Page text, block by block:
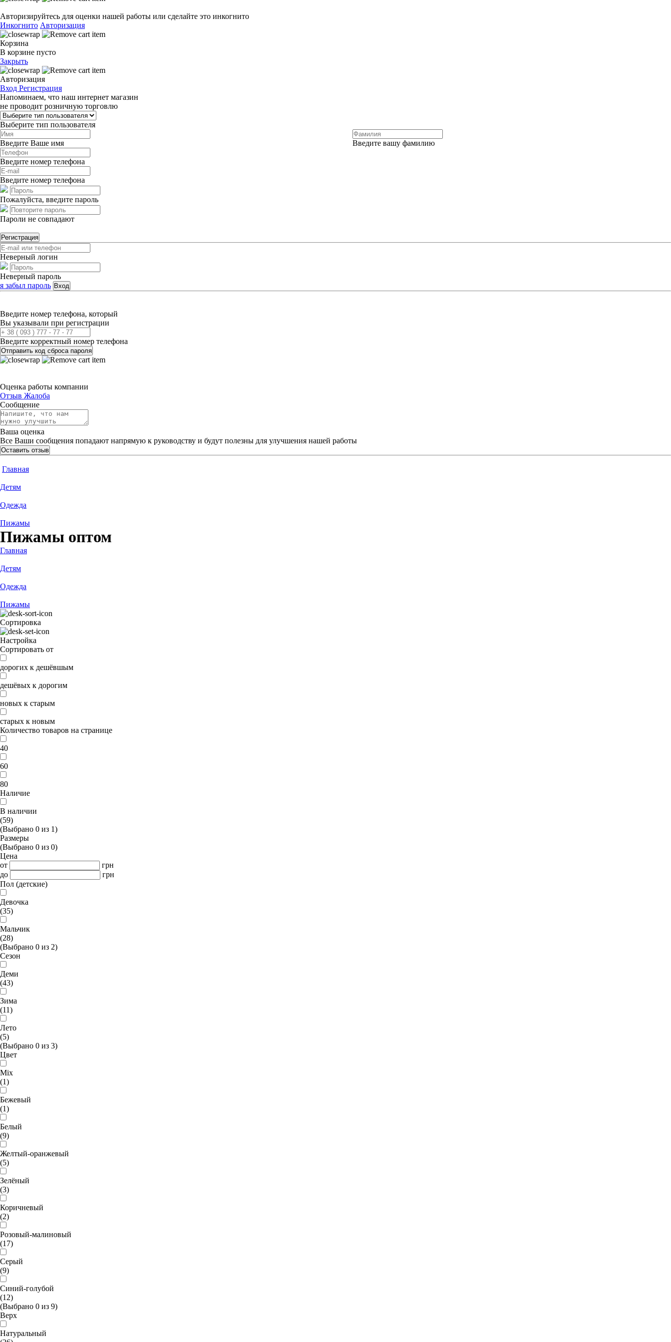
Авторизируйтесь для оценки нашей работы или сделайте это инкогнито
Инкогнито Авторизация
Корзина
В корзине пусто
Закрыть
Авторизация
Вход Регистрация
Напоминаем, что наш интернет магазин
не проводит розничную торговлю
Выберите тип пользователя
Введите Ваше имя Введите вашу фамилию
Введите номер телефона
Введите номер телефона
Пожалуйста, введите пароль
Пароли не совпадают
Регистрация
Неверный логин
Неверный пароль
я забыл пароль Вход
Введите номер телефона, который
Вы указывали при регистрации
Введите корректный номер телефона
Отправить код сброса пароля
Оценка работы компании
Отзыв Жалоба
Сообщение
Ваша оценка
Все Ваши сообщения попадают напрямую к руководству и будут полезны для улучшения нашей работы
Оставить отзыв
Главная
Детям
Одежда
Пижамы
Пижамы оптом
Главная
Детям
Одежда
Пижамы
Сортировка
Настройка
Сортировать от
дорогих к дешёвшым
дешёвых к дорогим
новых к старым
старых к новым
Количество товаров на странице
40
60
80
Наличие
В наличии
(59)
(Выбрано 0 из 1)
Размеры
(Выбрано 0 из 0)
Цена
от
грн
до
грн
Пол (детские)
Девочка
(35)
Мальчик
(28)
(Выбрано 0 из 2)
Сезон
Деми
(43)
Зима
(11)
Лето
(5)
(Выбрано 0 из 3)
Цвет
Mix
(1)
Бежевый
(1)
Белый
(9)
Желтый-оранжевый
(5)
Зелёный
(3)
Коричневый
(2)
Розовый-малиновый
(17)
Серый
(9)
Синий-голубой
(12)
(Выбрано 0 из 9)
Верх
Натуральный